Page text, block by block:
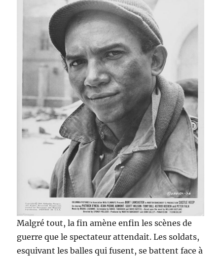
Malgré tout, la fin amène enfin les scènes de
guerre que le spectateur attendait. Les soldats,
esquivant les balles qui fusent, se battent face à